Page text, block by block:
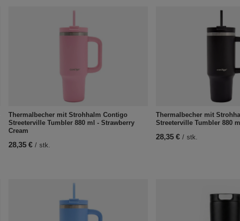
Thermalbecher mit Strohhalm Contigo
Streeterville Tumbler 880 ml - Strawberry
Cream
28,35 € / stk.
Thermalbecher mit
Streeterville Tumbler 880
28,35 € / stk.